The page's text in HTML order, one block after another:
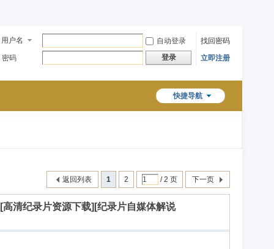
用户名 自动登录
找回密码
密码
登录 立即注册
快捷导航
1 2 / 2 页 下一页
返回列表
清纪录片资源下载][纪录片自媒体解说